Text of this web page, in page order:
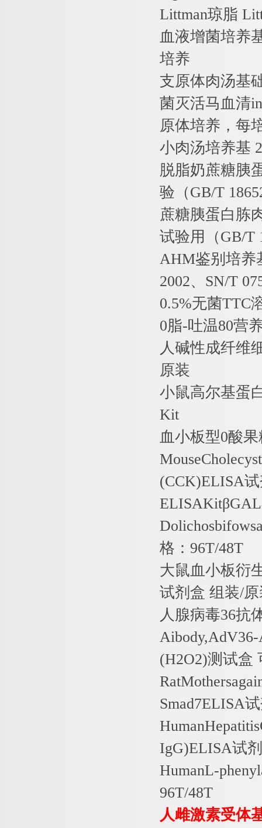
Littman琼脂
血液增菌培养
培养
支原体肉汤基
菌灭活马血清
原体培养，每
小肉汤培养基
脱脂奶蔗糖胰
验（GB/T
蔗糖胰蛋白胨
试验用（GB/T
AHM鉴别培养
2002、 SN/T
0.5%无菌TTC
0脂-吐温80营
人碱性成纤维
原装
小鼠高尔基蛋
Kit
血小板型0酸
(CCK)ELISA
ELISAKitβGAL
格： 96T/48T
大鼠血小板衍
试剂盒 组装/
人腺病毒36抗
(H2O2)测试盒
Smad7ELISA
IgG)ELISA试
HumanL-
96T/48T
人雌激素受体